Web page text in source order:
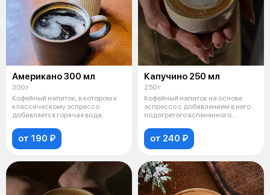
Американо 300 мл
300 г
Кофейный напиток, в котором к
классическому эспрессо
добавляется горячая вода.
от 190 ₽
Капучино 250 мл
250 г
Кофейный напиток на основе
эспрессо с добавлением в него
подогретого вспененного
от 240 ₽